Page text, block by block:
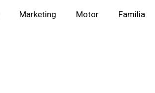
Marketing Motor Familia